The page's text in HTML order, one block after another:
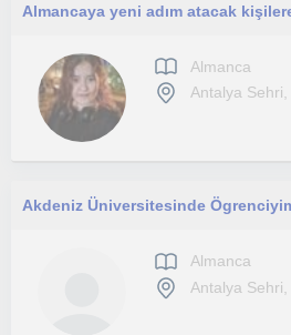
Almancaya yeni adım atacak
Almanca
Antalya Sehri,
Almanca
Antalya Sehri,